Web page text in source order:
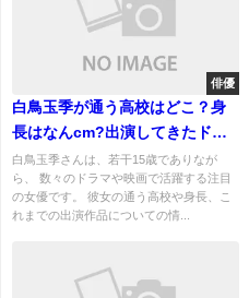
俳優
白鳥玉季が通う高校はどこ？身
長はなんcm?出演してきたドラ
マ！
白鳥玉季さんは、若干15歳でありなが
ら、 数々のドラマや映画で活躍する注目
の女優です。 彼女の通う高校や身長、こ
れまでの出演作品についての情...